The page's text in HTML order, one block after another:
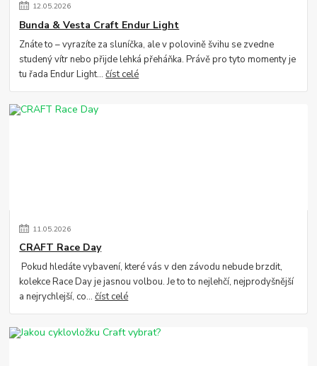
12.05.2026
Bunda & Vesta Craft Endur Light
Znáte to – vyrazíte za sluníčka, ale v polovině švihu se zvedne
studený vítr nebo přijde lehká přeháňka. Právě pro tyto momenty je
tu řada Endur Light...číst celé
11.05.2026
CRAFT Race Day
Pokud hledáte vybavení, které vás v den závodu nebude brzdit,
kolekce Race Day je jasnou volbou. Je to to nejlehčí, nejprodyšnější
a nejrychlejší, co...číst celé